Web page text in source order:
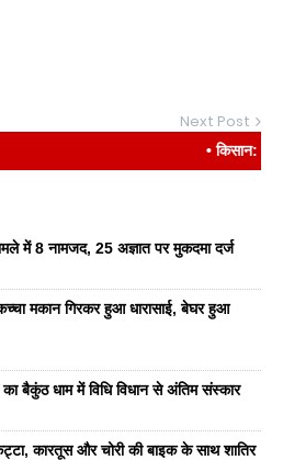
Next Post
• किसान: देश की
में 8 नामजद, 25 अज्ञात पर मुकदमा दर्ज
मकान गिरकर हुआ धारासाई, बेघर हुआ
बैकुंठ धाम में विधि विधान से अंतिम संस्कार
कारतूस और चोरी की बाइक के साथ शातिर